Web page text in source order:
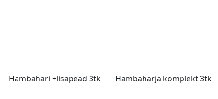
Hambahari +lisapead 3tk Hambaharja komplekt 3tk